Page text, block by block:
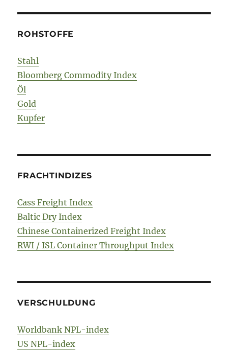
ROHSTOFFE
Stahl
Bloomberg Commodity Index
Öl
Gold
Kupfer
FRACHTINDIZES
Cass Freight Index
Baltic Dry Index
Chinese Containerized Freight Index
RWI / ISL Container Throughput Index
VERSCHULDUNG
Worldbank NPL-index
US NPL-index